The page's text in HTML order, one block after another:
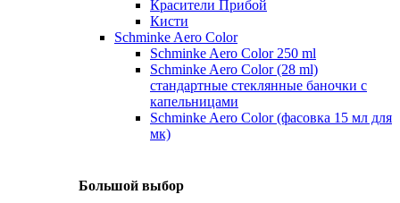
Красители Прибой
Кисти
Schminke Aero Color
Schminke Aero Color 250 ml
Schminke Aero Color (28 ml)
стандартные стеклянные баночки с
капельницами
Schminke Aero Color (фасовка 15 мл для
мк)
Большой выбор